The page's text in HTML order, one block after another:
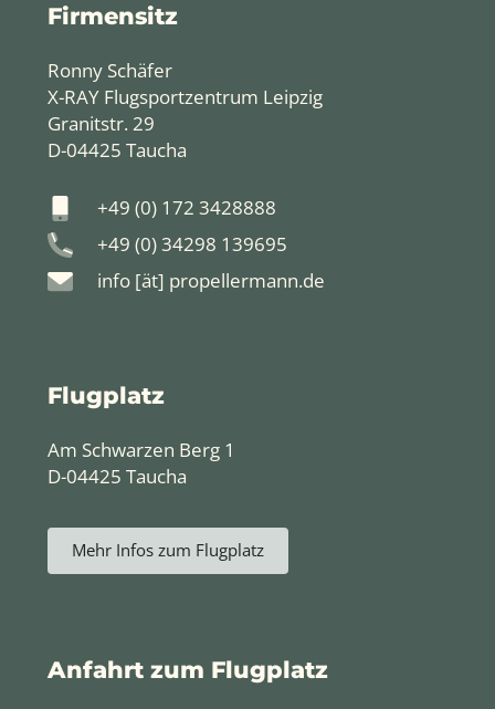
Firmensitz
Ronny Schäfer
X-RAY Flugsportzentrum Leipzig
Granitstr. 29
D-04425 Taucha
+49 (0) 172 3428888
+49 (0) 34298 139695
info [ät] propellermann.de
Anfahrt zum Flugplatz
Flugplatz
Am Schwarzen Berg 1
D-04425 Taucha
Mehr Infos zum Flugplatz